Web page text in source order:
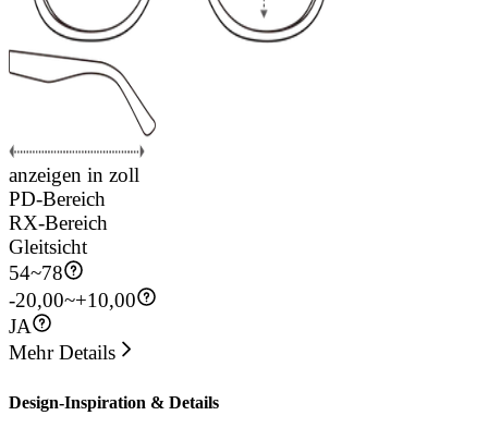
anzeigen in zoll
PD-Bereich
RX-Bereich
Gleitsicht
54~78
-20,00~+10,00
JA
Mehr Details
Design-Inspiration & Details